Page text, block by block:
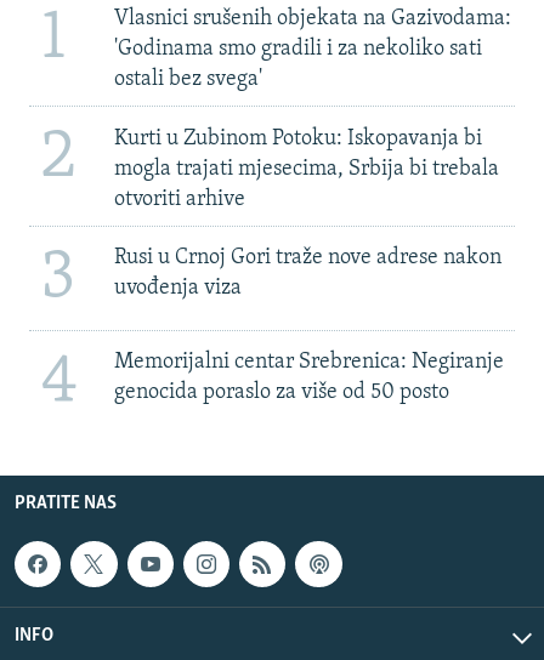
1
Vlasnici srušenih objekata na Gazivodama:
'Godinama smo gradili i za nekoliko sati
ostali bez svega'
2
Kurti u Zubinom Potoku: Iskopavanja bi
mogla trajati mjesecima, Srbija bi trebala
otvoriti arhive
3
Rusi u Crnoj Gori traže nove adrese nakon
uvođenja viza
4
Memorijalni centar Srebrenica: Negiranje
genocida poraslo za više od 50 posto
PRATITE NAS
INFO